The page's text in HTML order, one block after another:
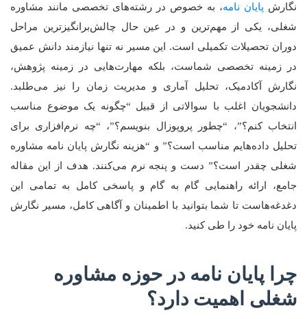
نگارش پایان نامه، به خصوص در رشته‌های تخصصی مانند مشاوره
شغلی، یکی از مهم‌ترین و در عین حال چالش‌برانگیزترین مراحل
دوران تحصیلات تکمیلی است. این مسیر نه تنها نیازمند دانش عمیق
در زمینه تخصصی شماست، بلکه مهارت‌هایی در زمینه پژوهش،
نگارش آکادمیک، تحلیل آماری و مدیریت زمان را نیز می‌طلبد.
دانشجویان اغلب با سوالاتی از قبیل “چگونه یک موضوع مناسب
انتخاب کنم؟”، “چطور پروپوزال بنویسم؟”، “چه نرم‌افزاری برای
تحلیل داده‌هایم مناسب است؟” و “هزینه نگارش پایان نامه مشاوره
شغلی چقدر است؟” دست و پنجه نرم می‌کنند. هدف از این مقاله
جامع، ارائه راهنمایی گام به گام و پاسخی کامل به تمامی این
دغدغه‌هاست تا شما بتوانید با اطمینان و آگاهی کامل، مسیر نگارش
پایان نامه خود را طی کنید.
چرا پایان نامه در حوزه مشاوره
شغلی اهمیت دارد؟